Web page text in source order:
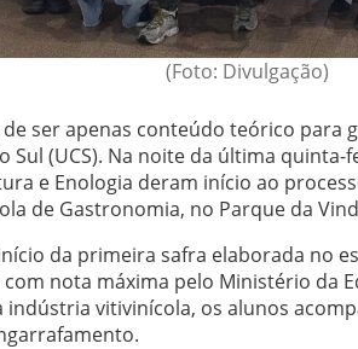
(Foto: Divulgação)
ser apenas conteúdo teórico
Sul (UCS). Na noite da última
e Enologia deram início ao
de Gastronomia, no Parque da
da primeira safra elaborada no
nota máxima pelo Ministério da
indústria vitivinícola, os alunos